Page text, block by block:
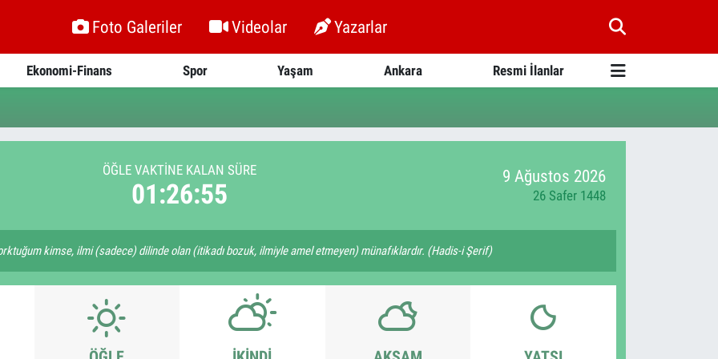
Foto Galeriler Videolar Yazarlar
Ekonomi-Finans Spor Yaşam Ankara Resmi İlanlar
ÖĞLE VAKTİNE KALAN SÜRE
01:26:55
9 Ağustos 2026
26 Safer 1448
kimse, ilmi (sadece) dilinde olan (itikadı bozuk, ilmiyle amel etmeyen) münafıklardır. (Hadis-i Şerif)